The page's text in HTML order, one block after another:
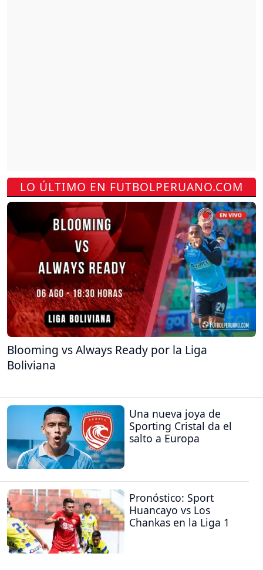
LO ÚLTIMO EN FUTBOLPERUANO.COM
Blooming vs Always Ready por la Liga
Boliviana
Una nueva joya de
Sporting Cristal da el
salto a Europa
Pronóstico: Sport
Huancayo vs Los
Chankas en la Liga 1